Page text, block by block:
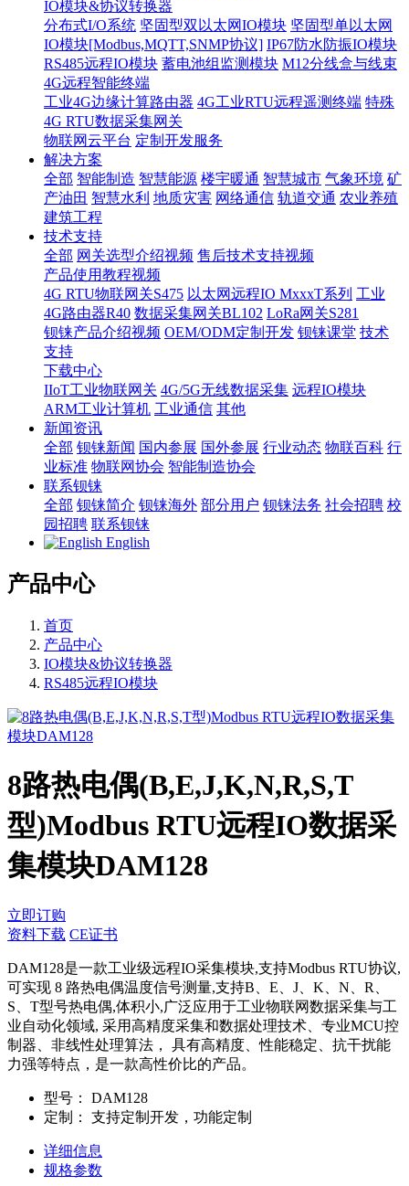
IO模块&协议转换器
分布式I/O系统 坚固型双以太网IO模块 坚固型单以太网
IO模块[Modbus,MQTT,SNMP协议] IP67防水防振IO模块
RS485远程IO模块 蓄电池组监测模块 M12分线盒与线束
4G远程智能终端
工业4G边缘计算路由器 4G工业RTU远程遥测终端 特殊
4G RTU数据采集网关
物联网云平台 定制开发服务
解决方案
全部 智能制造 智慧能源 楼宇暖通 智慧城市 气象环境 矿
产油田 智慧水利 地质灾害 网络通信 轨道交通 农业养殖
建筑工程
技术支持
全部 网关选型介绍视频 售后技术支持视频
产品使用教程视频
4G RTU物联网关S475 以太网远程IO MxxxT系列 工业
4G路由器R40 数据采集网关BL102 LoRa网关S281
钡铼产品介绍视频 OEM/ODM定制开发 钡铼课堂 技术
支持
下载中心
IIoT工业物联网关 4G/5G无线数据采集 远程IO模块
ARM工业计算机 工业通信 其他
新闻资讯
全部 钡铼新闻 国内参展 国外参展 行业动态 物联百科 行
业标准 物联网协会 智能制造协会
联系钡铼
全部 钡铼简介 钡铼海外 部分用户 钡铼法务 社会招聘 校
园招聘 联系钡铼
English
产品中心
首页
产品中心
IO模块&协议转换器
RS485远程IO模块
8路热电偶(B,E,J,K,N,R,S,T
型)Modbus RTU远程IO数据采
集模块DAM128
立即订购
资料下载 CE证书
DAM128是一款工业级远程IO采集模块,支持Modbus RTU协议,
可实现 8 路热电偶温度信号测量,支持B、E、J、K、N、R、
S、T型号热电偶,体积小,广泛应用于工业物联网数据采集与工
业自动化领域, 采用高精度采集和数据处理技术、专业MCU控
制器、非线性处理算法， 具有高精度、性能稳定、抗干扰能
力强等特点，是一款高性价比的产品。
型号：
DAM128
定制：
支持定制开发，功能定制
详细信息
规格参数